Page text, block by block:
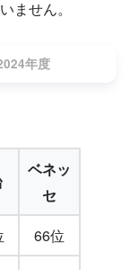
ません。
年度
ベネッ
セ
66位